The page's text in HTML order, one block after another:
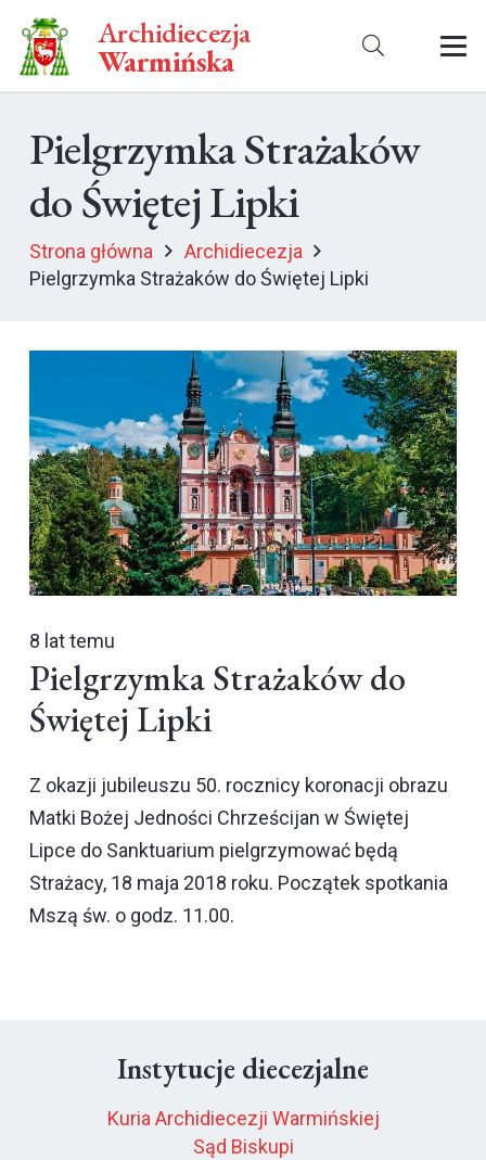
Archidiecezja
Warmińska
Pielgrzymka Strażaków
do Świętej Lipki
Strona główna
Archidiecezja
Pielgrzymka Strażaków do Świętej Lipki
8 lat temu
Pielgrzymka Strażaków do
Świętej Lipki
Z okazji jubileuszu 50. rocznicy koronacji obrazu
Matki Bożej Jedności Chrześcijan w Świętej
Lipce do Sanktuarium pielgrzymować będą
Strażacy, 18 maja 2018 roku. Początek spotkania
Mszą św. o godz. 11.00.
Instytucje diecezjalne
Kuria Archidiecezji Warmińskiej
Sąd Biskupi